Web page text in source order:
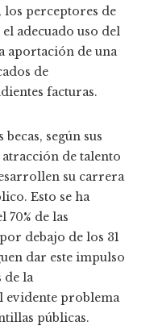
perceptores de
adecuado uso del
aportación de una
de
facturas.
según sus
de talento
su carrera
Esto se ha
70% de las
debajo de los 31
dar este impulso
de la
evidente problema
públicas.